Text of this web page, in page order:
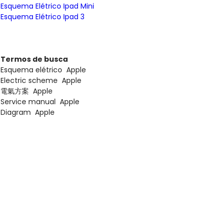
Esquema Elétrico Ipad Mini
Esquema Elétrico Ipad 3
Termos de busca
Esquema elétrico Apple
Electric scheme Apple
電氣方案 Apple
Service manual Apple
Diagram Apple